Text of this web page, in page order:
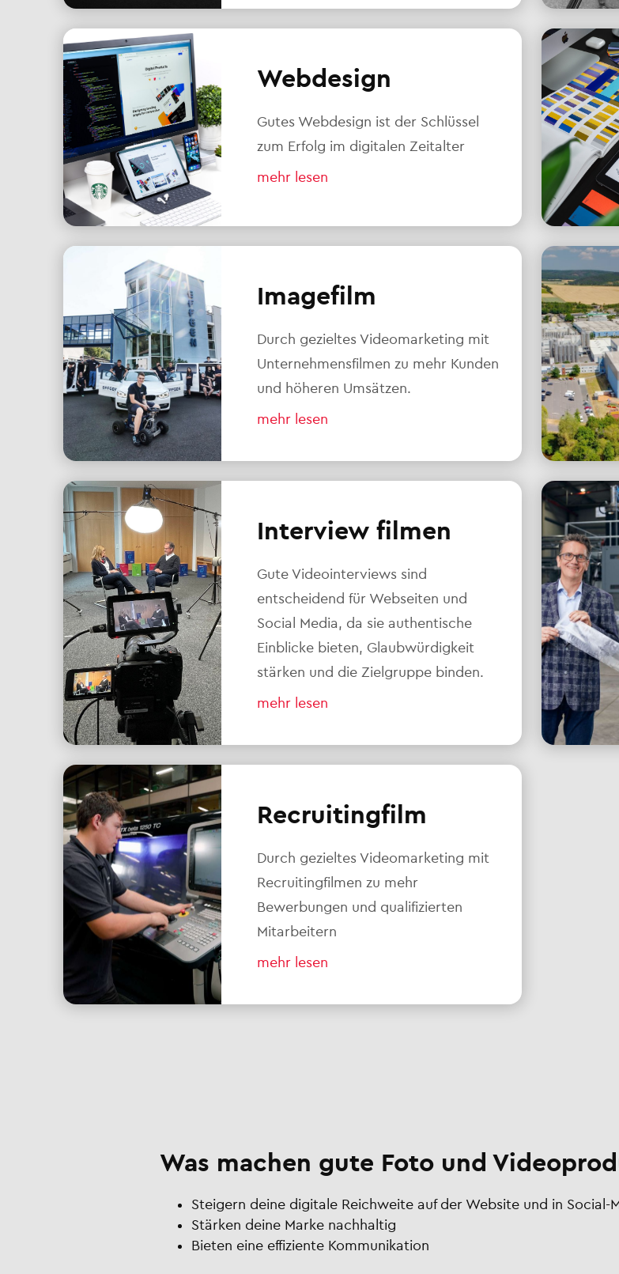
Webdesign
Gutes Webdesign ist der Schlüssel
zum Erfolg im digitalen Zeitalter
mehr lesen
Imagefilm
Durch gezieltes Videomarketing mit
Unternehmensfilmen zu mehr Kunden
und höheren Umsätzen.
mehr lesen
Interview filmen
Gute Videointerviews sind
entscheidend für Webseiten und
Social Media, da sie authentische
Einblicke bieten, Glaubwürdigkeit
stärken und die Zielgruppe binden.
mehr lesen
Recruitingfilm
Durch gezieltes Videomarketing mit
Recruitingfilmen zu mehr
Bewerbungen und qualifizierten
Mitarbeitern
mehr lesen
Was machen gute Foto und
Steigern deine digitale Reichweite auf der Website und in Social-
Stärken deine Marke nachhaltig
Bieten eine effiziente Kommunikation